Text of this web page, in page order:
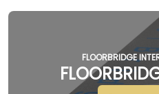
FLOORBRIDGE